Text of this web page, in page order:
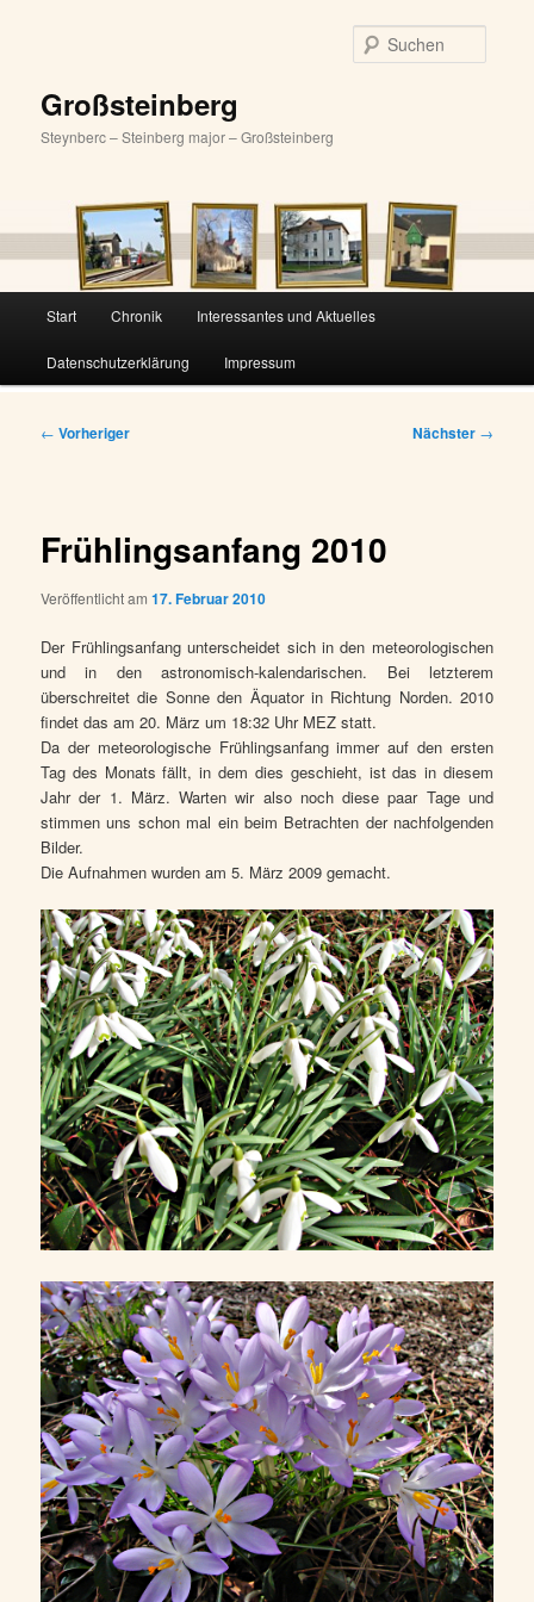
Großsteinberg
Steynberc – Steinberg major – Großsteinberg
Start Chronik Interessantes und Aktuelles
Datenschutzerklärung Impressum
Beitragsnavigation
← Vorheriger Nächster →
Frühlingsanfang 2010
Veröffentlicht am17. Februar 2010
Der Frühlingsanfang unterscheidet sich in den meteorologischen
und in den astronomisch-kalendarischen. Bei letzterem
überschreitet die Sonne den Äquator in Richtung Norden. 2010
findet das am 20. März um 18:32 Uhr MEZ statt.
Da der meteorologische Frühlingsanfang immer auf den ersten
Tag des Monats fällt, in dem dies geschieht, ist das in diesem
Jahr der 1. März. Warten wir also noch diese paar Tage und
stimmen uns schon mal ein beim Betrachten der nachfolgenden
Bilder.
Die Aufnahmen wurden am 5. März 2009 gemacht.